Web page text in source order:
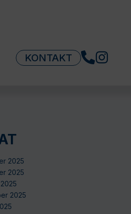
KONTAKT
2025
2025
2025